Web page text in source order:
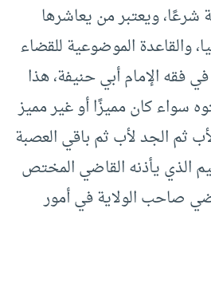
ويعتبر من يعاشرها
والقاعدة الموضوعية للقضاء
فقه الإمام أبي حنيفة، هذا
سواء كان مميزًا أو غير مميز
ثم الجد لأب ثم باقي العصبة
الذي يأذنه القاضي المختص
صاحب الولاية في أمور